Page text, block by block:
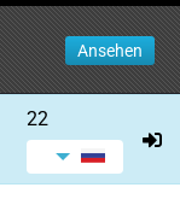
Ansehen
22